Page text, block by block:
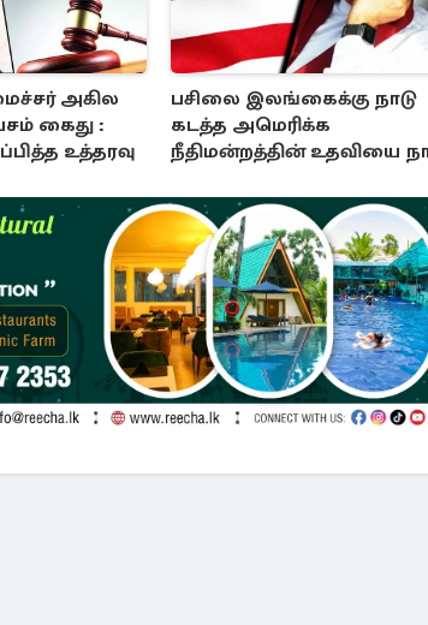
அகில
கைது :
உத்தரவு
பசிலை இலங்கைக்கு நாடு
கடத்த அமெரிக்க
நீதிமன்றத்தின் உதவியை